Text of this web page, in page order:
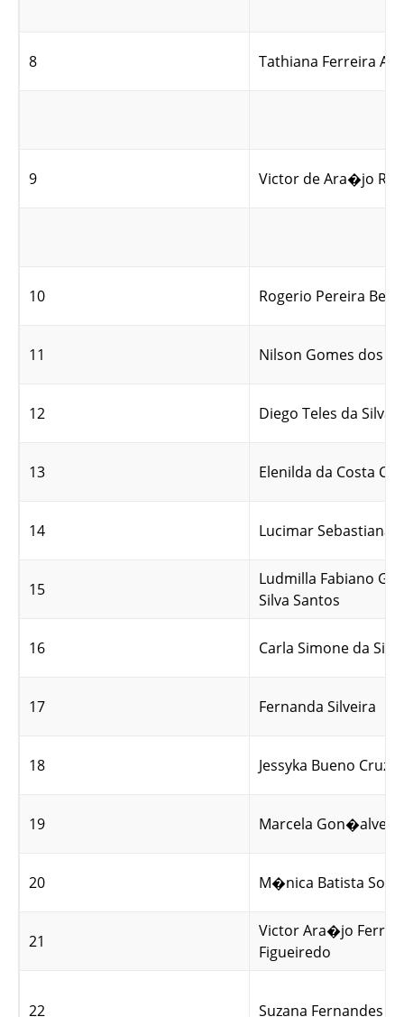
8 Tathiana Ferreira Al
9 Victor de Ara�jo
10 Rogerio Pereira
11 Nilson Gomes dos
12 Diego Teles da Silva
13 Elenilda da Costa
14 Lucimar Sebastiana
15
Ludmilla Fabiano
Silva Santos
16 Carla Simone da Silva
17 Fernanda Silveira
18 Jessyka Bueno Cruz
19 Marcela Gon�alves
20 M�nica Batista
21
Victor Ara�jo Ferrari
Figueiredo
22 Suzana Fernandes